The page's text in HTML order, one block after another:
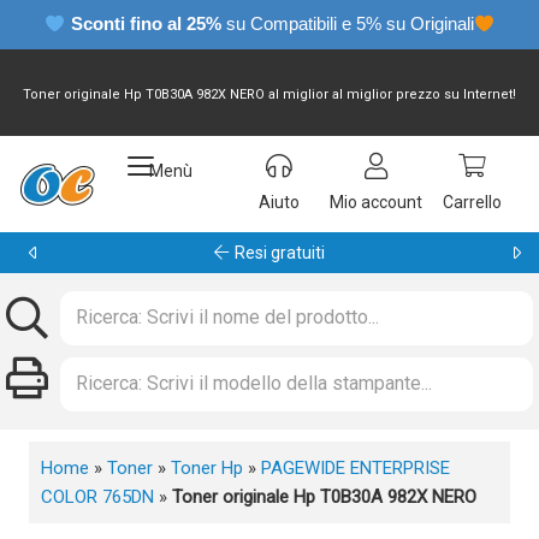
Sconti fino al 25% su Compatibili e 5% su Originali
Toner originale Hp T0B30A 982X NERO al miglior al miglior prezzo su Internet!
Menù
Aiuto
Mio account Carrello
Garanzia 24 mesi
Home » Toner » Toner Hp » PAGEWIDE ENTERPRISE
COLOR 765DN » Toner originale Hp T0B30A 982X NERO